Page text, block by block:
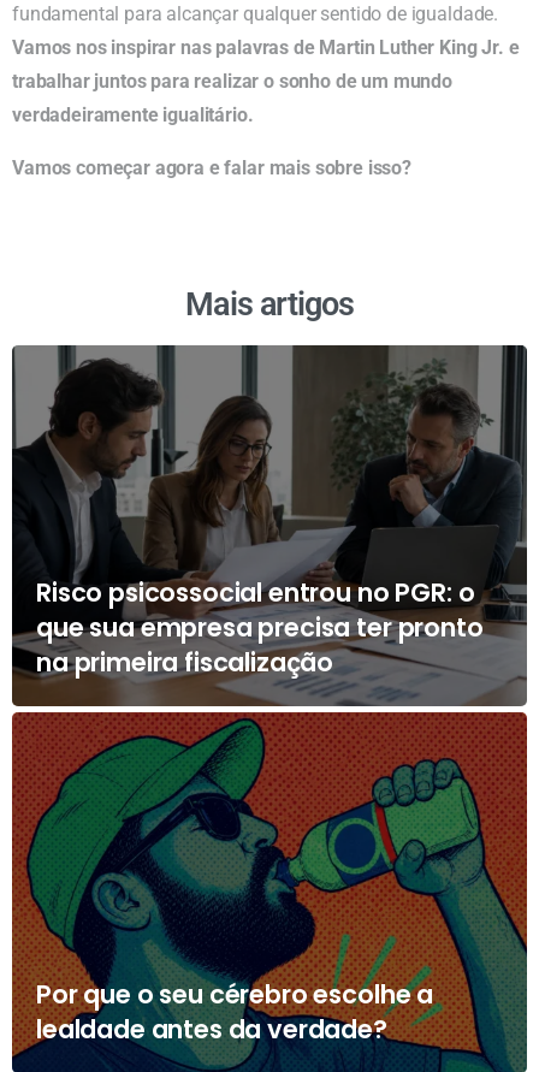
fundamental para alcançar qualquer sentido de igualdade.
Vamos nos inspirar nas palavras de Martin Luther King Jr. e
trabalhar juntos para realizar o sonho de um mundo
verdadeiramente igualitário.
Vamos começar agora e falar mais sobre isso?
Mais artigos
Risco psicossocial entrou no PGR: o
que sua empresa precisa ter pronto
na primeira fiscalização
Por que o seu cérebro escolhe a
lealdade antes da verdade?